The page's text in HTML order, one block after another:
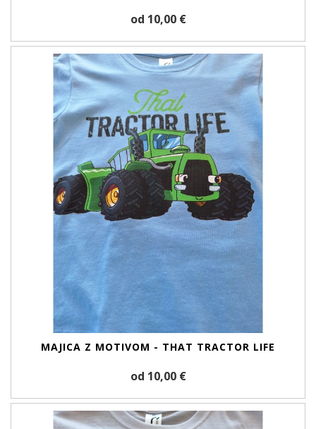
od 10,00 €
MAJICA Z MOTIVOM - THAT TRACTOR LIFE
od 10,00 €